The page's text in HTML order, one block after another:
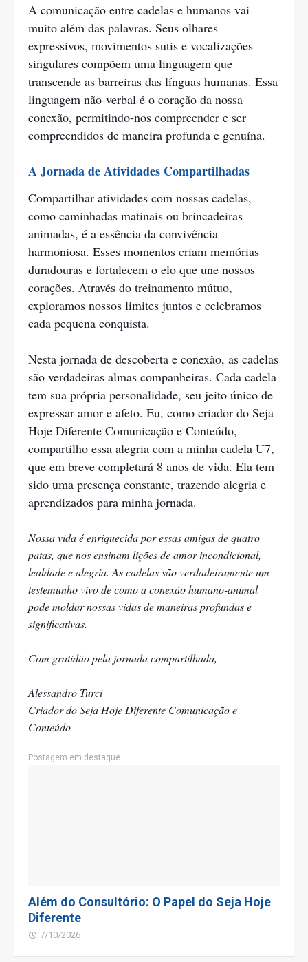
A comunicação entre cadelas e humanos vai
muito além das palavras. Seus olhares
expressivos, movimentos sutis e vocalizações
singulares compõem uma linguagem que
transcende as barreiras das línguas humanas. Essa
linguagem não-verbal é o coração da nossa
conexão, permitindo-nos compreender e ser
compreendidos de maneira profunda e genuína.
A Jornada de Atividades Compartilhadas
Compartilhar atividades com nossas cadelas,
como caminhadas matinais ou brincadeiras
animadas, é a essência da convivência
harmoniosa. Esses momentos criam memórias
duradouras e fortalecem o elo que une nossos
corações. Através do treinamento mútuo,
exploramos nossos limites juntos e celebramos
cada pequena conquista.
Nesta jornada de descoberta e conexão, as cadelas
são verdadeiras almas companheiras. Cada cadela
tem sua própria personalidade, seu jeito único de
expressar amor e afeto. Eu, como criador do Seja
Hoje Diferente Comunicação e Conteúdo,
compartilho essa alegria com a minha cadela U7,
que em breve completará 8 anos de vida. Ela tem
sido uma presença constante, trazendo alegria e
aprendizados para minha jornada.
Nossa vida é enriquecida por essas amigas de quatro
patas, que nos ensinam lições de amor incondicional,
lealdade e alegria. As cadelas são verdadeiramente um
testemunho vivo de como a conexão humano-animal
pode moldar nossas vidas de maneiras profundas e
significativas.
Com gratidão pela jornada compartilhada,
Alessandro Turci
Criador do Seja Hoje Diferente Comunicação e
Conteúdo
Postagem em destaque
Além do Consultório: O Papel do Seja Hoje
Diferente
7/10/2026